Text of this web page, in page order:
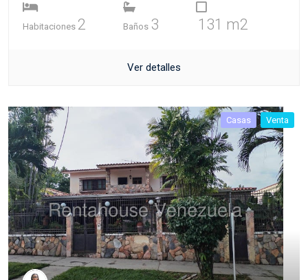
Habitaciones 2 Baños 3 131 m2
Ver detalles
Casas Venta